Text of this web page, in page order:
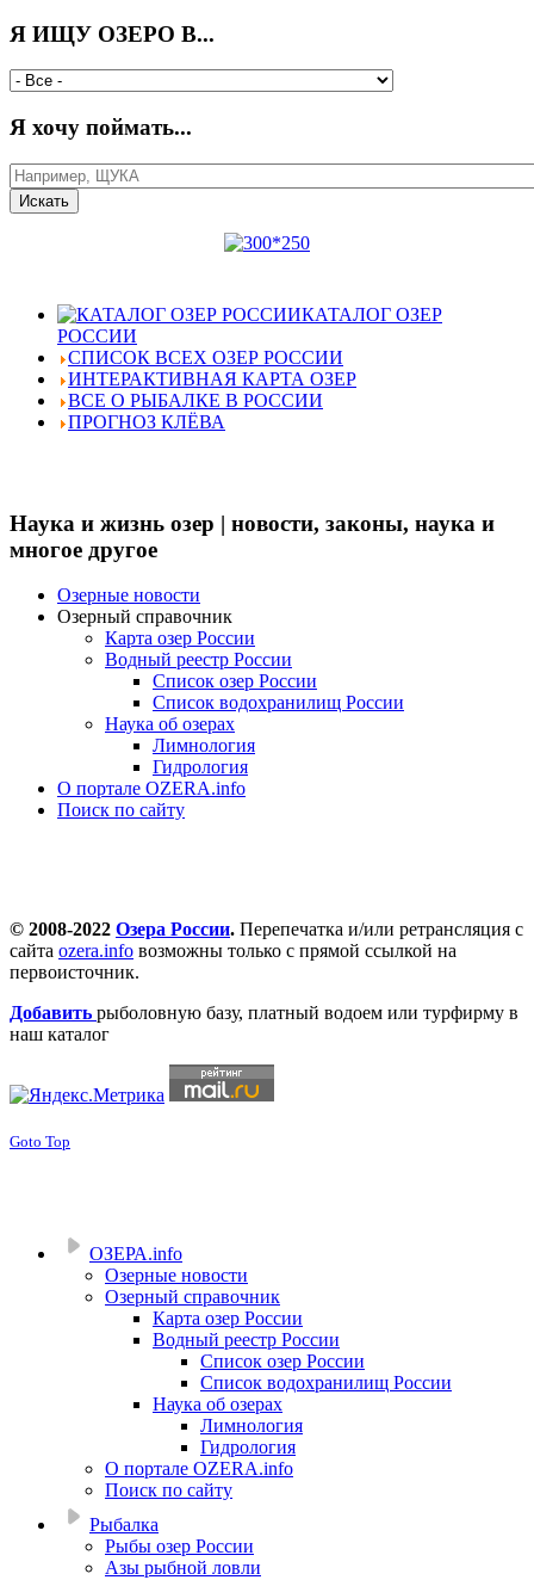
Я ИЩУ ОЗЕРО В...
Я хочу поймать...
КАТАЛОГ ОЗЕР
РОССИИ
СПИСОК ВСЕХ ОЗЕР РОССИИ
ИНТЕРАКТИВНАЯ КАРТА ОЗЕР
ВСЕ О РЫБАЛКЕ В РОССИИ
ПРОГНОЗ КЛЁВА
Наука и жизнь озер | новости, законы, наука и
многое другое
Озерные новости
Озерный справочник
Карта озер России
Водный реестр России
Список озер России
Список водохранилищ России
Наука об озерах
Лимнология
Гидрология
О портале OZERA.info
Поиск по сайту
© 2008-2022 Озера России. Перепечатка и/или ретрансляция с
сайта ozera.info возможны только с прямой ссылкой на
первоисточник.
Добавить рыболовную базу, платный водоем или турфирму в
наш каталог
Goto Top
ОЗЕРА.info
Озерные новости
Озерный справочник
Карта озер России
Водный реестр России
Список озер России
Список водохранилищ России
Наука об озерах
Лимнология
Гидрология
О портале OZERA.info
Поиск по сайту
Рыбалка
Рыбы озер России
Азы рыбной ловли